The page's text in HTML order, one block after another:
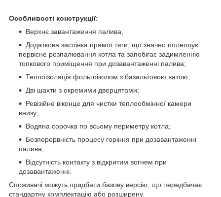
Особливості конструкції:
Верхнє завантаження палива;
Додаткова заслінка прямої тяги, що значно полегшує
первісне розпалювання котла та запобігає задимленню
топкового приміщення при дозавантаженні палива;
Теплоізоляція фольгоізолом з базальтовою ватою;
Дві шахти з окремими дверцятами;
Ревізійне віконце для чистки теплообмінної камери
внизу;
Водяна сорочка по всьому периметру котла;
Безперервність процесу горіння при дозавантаженні
палива;
Відсутність контакту з відкритим вогнем при
дозавантаженні.
Споживачі можуть придбати базову версію, що передбачає
стандартну комплектацію або розширену.